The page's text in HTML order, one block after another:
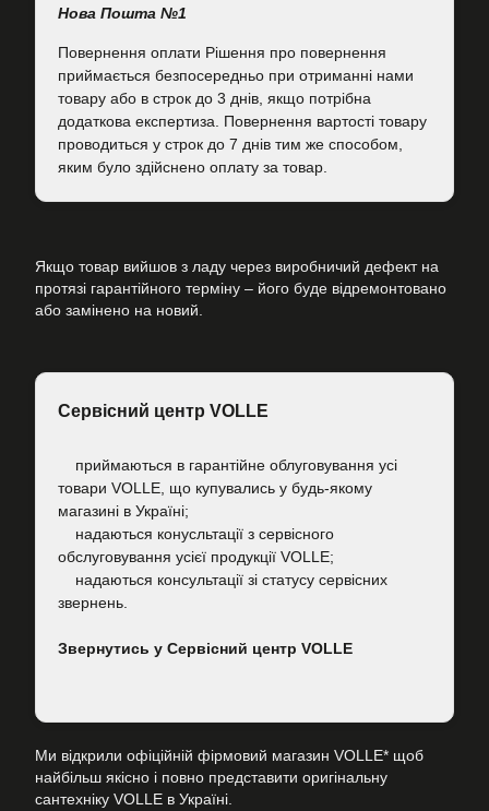
Нова Пошта №1
Повернення оплати Рішення про повернення
приймається безпосередньо при отриманні нами
товару або в строк до 3 днів, якщо потрібна
додаткова експертиза. Повернення вартості товару
проводиться у строк до 7 днів тим же способом,
яким було здійснено оплату за товар.
Якщо товар вийшов з ладу через виробничий дефект на
протязі гарантійного терміну – його буде відремонтовано
або замінено на новий.
Сервісний центр VOLLE
приймаються в гарантійне облуговування усі
товари VOLLE, що купувались у будь-якому
магазині в Україні;
надаються конусльтації з сервісного
обслуговування усієї продукції VOLLE;
надаються консультації зі статусу сервісних
звернень.
Звернутись у Сервісний центр VOLLE
Ми відкрили офіційній фірмовий магазин VOLLE* щоб
найбільш якісно і повно представити оригінальну
сантехніку VOLLE в Україні.